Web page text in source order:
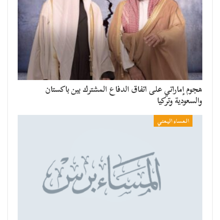
هجوم إماراتي على اتفاق الدفاع المشترك بين باكستان
والسعودية وتركيا
المساء اليمني